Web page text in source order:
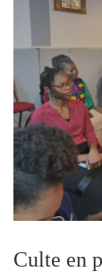
Culte en